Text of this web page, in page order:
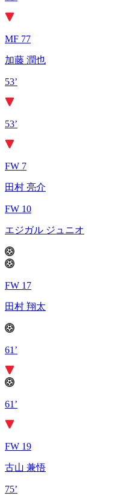
MF 77
加藤 潤也
53’
53’
FW 7
田村 亮介
FW 10
エジガル ジュニオ
FW 17
田村 翔太
61’
61’
FW 19
古山 兼悟
75’